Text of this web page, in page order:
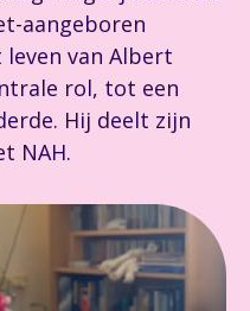
aangeboren
leven van Albert
rol, tot een
Hij deelt zijn
NAH.